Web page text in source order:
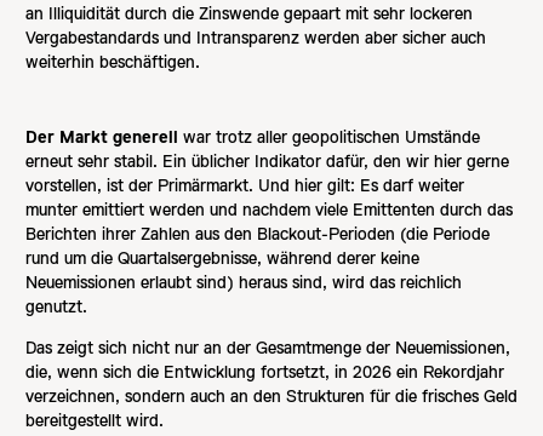
an Illiquidität durch die Zinswende gepaart mit sehr lockeren
Vergabestandards und Intransparenz werden aber sicher auch
weiterhin beschäftigen.
Der Markt generell war trotz aller geopolitischen Umstände
erneut sehr stabil. Ein üblicher Indikator dafür, den wir hier gerne
vorstellen, ist der Primärmarkt. Und hier gilt: Es darf weiter
munter emittiert werden und nachdem viele Emittenten durch das
Berichten ihrer Zahlen aus den Blackout-Perioden (die Periode
rund um die Quartalsergebnisse, während derer keine
Neuemissionen erlaubt sind) heraus sind, wird das reichlich
genutzt.
Das zeigt sich nicht nur an der Gesamtmenge der Neuemissionen,
die, wenn sich die Entwicklung fortsetzt, in 2026 ein Rekordjahr
verzeichnen, sondern auch an den Strukturen für die frisches Geld
bereitgestellt wird.